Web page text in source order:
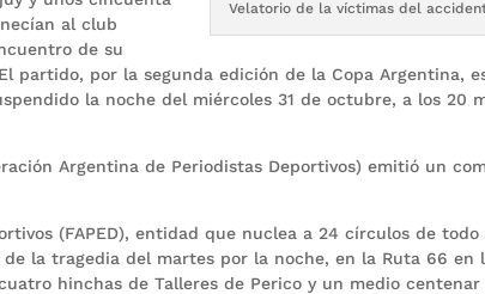
Velatorio de la víctimas del
al club
de su
partido, por la segunda edición de la Copa Argentina,
la noche del miércoles 31 de octubre, a los 20
Argentina de Periodistas Deportivos) emitió un
(FAPED), entidad que nuclea a 24 círculos de todo
la tragedia del martes por la noche, en la Ruta 66 en
hinchas de Talleres de Perico y un medio